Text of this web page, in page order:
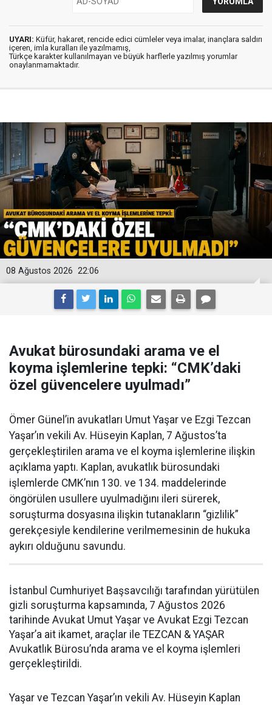
UYARI: Küfür, hakaret, rencide edici cümleler veya imalar, inançlara saldırı
içeren, imla kuralları ile yazılmamış,
Türkçe karakter kullanılmayan ve büyük harflerle yazılmış yorumlar
onaylanmamaktadır.
22:06
08 Ağustos 2026
Avukat bürosundaki arama ve el
koyma işlemlerine tepki: “CMK’daki
özel güvencelere uyulmadı”
Ömer Günel’in avukatları Umut Yaşar ve Ezgi Tezcan
Yaşar’ın vekili Av. Hüseyin Kaplan, 7 Ağustos’ta
gerçekleştirilen arama ve el koyma işlemlerine ilişkin
açıklama yaptı. Kaplan, avukatlık bürosundaki
işlemlerde CMK’nın 130. ve 134. maddelerinde
öngörülen usullere uyulmadığını ileri sürerek,
soruşturma dosyasına ilişkin tutanakların “gizlilik”
gerekçesiyle kendilerine verilmemesinin de hukuka
aykırı olduğunu savundu.
İstanbul Cumhuriyet Başsavcılığı tarafından yürütülen
gizli soruşturma kapsamında, 7 Ağustos 2026
tarihinde Avukat Umut Yaşar ve Avukat Ezgi Tezcan
Yaşar’a ait ikamet, araçlar ile TEZCAN & YAŞAR
Avukatlık Bürosu’nda arama ve el koyma işlemleri
gerçekleştirildi.
Yaşar ve Tezcan Yaşar’ın vekili Av. Hüseyin Kaplan